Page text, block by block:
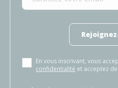
En vous inscrivant, vous
confidentialité et acceptez